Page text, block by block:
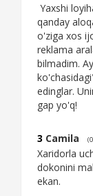
Yaxshi
qanday
o'ziga xos
reklama
bilmadim.
edinglar.
gap yo'q!
3 Camila
Xaridorla
dokonini
ekan.